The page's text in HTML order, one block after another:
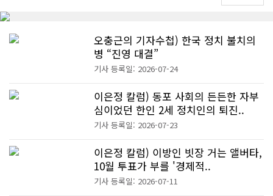
오충근의 기자수첩) 한국 정치 불치의
병 “진영 대결”
기사 등록일: 2026-07-24
이은정 칼럼) 동포 사회의 든든한 자부
심이었던 한인 2세 정치인의 퇴진..
기사 등록일: 2026-07-23
이은정 칼럼) 이방인 빗장 거는 앨버타,
10월 투표가 부를 '경제적..
기사 등록일: 2026-07-11